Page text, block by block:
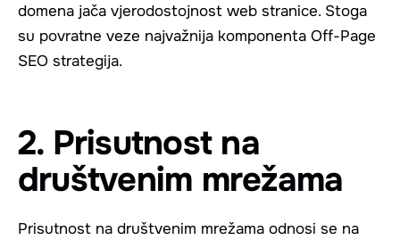
domena jača vjerodostojnost web stranice. Stoga
su povratne veze najvažnija komponenta Off-Page
SEO strategija.
2. Prisutnost na
društvenim mrežama
Prisutnost na društvenim mrežama odnosi se na